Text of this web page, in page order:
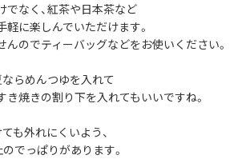
でなく、紅茶や日本茶など
に楽しんでいただけます。
のでティーバッグなどをお使いください。
らめんつゆを入れて
焼きの割り下を入れてもいいですね。
も外れにくいよう、
でっぱりがあります。